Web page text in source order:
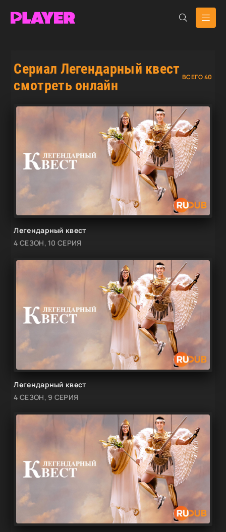
Сериал Легендарный квест
смотреть онлайн
ВСЕГО 40
Легендарный квест
4 СЕЗОН, 10 СЕРИЯ
Легендарный квест
4 СЕЗОН, 9 СЕРИЯ